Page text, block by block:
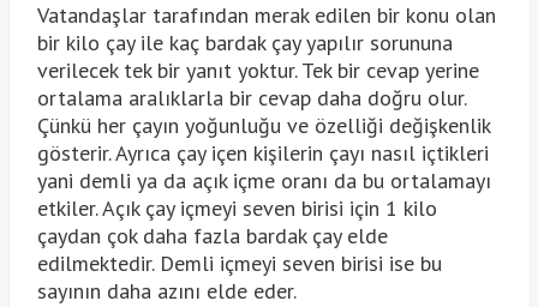
Vatandaşlar tarafından merak edilen bir konu olan
bir kilo çay ile kaç bardak çay yapılır sorununa
verilecek tek bir yanıt yoktur. Tek bir cevap yerine
ortalama aralıklarla bir cevap daha doğru olur.
Çünkü her çayın yoğunluğu ve özelliği değişkenlik
gösterir. Ayrıca çay içen kişilerin çayı nasıl içtikleri
yani demli ya da açık içme oranı da bu ortalamayı
etkiler. Açık çay içmeyi seven birisi için 1 kilo
çaydan çok daha fazla bardak çay elde
edilmektedir. Demli içmeyi seven birisi ise bu
sayının daha azını elde eder.